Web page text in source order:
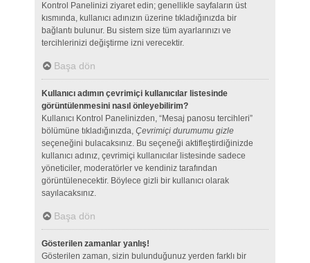
Kontrol Panelinizi ziyaret edin; genellikle sayfaların üst
kısmında, kullanıcı adınızın üzerine tıkladığınızda bir
bağlantı bulunur. Bu sistem size tüm ayarlarınızı ve
tercihlerinizi değiştirme izni verecektir.
Başa dön
Kullanıcı adımın çevrimiçi kullanıcılar listesinde
görüntülenmesini nasıl önleyebilirim?
Kullanıcı Kontrol Panelinizden, “Mesaj panosu tercihleri”
bölümüne tıkladığınızda, Çevrimiçi durumumu gizle
seçeneğini bulacaksınız. Bu seçeneği aktifleştirdiğinizde
kullanıcı adınız, çevrimiçi kullanıcılar listesinde sadece
yöneticiler, moderatörler ve kendiniz tarafından
görüntülenecektir. Böylece gizli bir kullanıcı olarak
sayılacaksınız.
Başa dön
Gösterilen zamanlar yanlış!
Gösterilen zaman, sizin bulunduğunuz yerden farklı bir